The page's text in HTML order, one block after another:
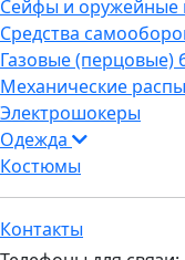
Сейфы и
Средства
Газовые (перцовые)
Механические
Электрошокеры
Одежда
Костюмы
Контакты